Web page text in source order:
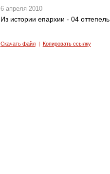
6 апреля 2010
Из истории епархии - 04 оттепель
Скачать файл| Копировать ссылку